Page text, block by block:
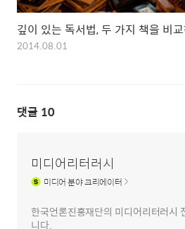
깊이 있는 독서법, 두 가지 책을 비
2014.08.01
댓글 10
미디어리터러시
미디어분야 크리에이터
한국언론진흥재단의 미디어리터러시
니다.